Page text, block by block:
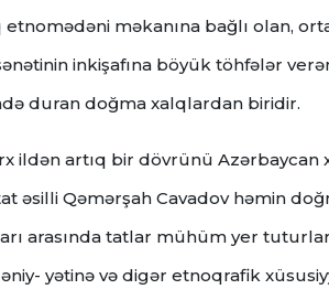
məkanına bağlı olan,
inkişafına böyük töhfələr
duran doğma xalqlardan biridir.
ildən artıq bir dövrünü Azərbaycan
əsilli Qəmərşah Cavadov həmin
arasında tatlar mühüm yer
yətinə və digər etnoqrafik